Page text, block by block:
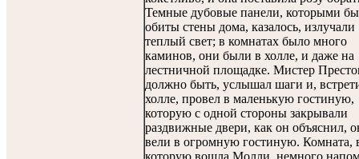
Темные дубовые панели, которыми
обиты стены дома, казалось, излучали
теплый свет; в комнатах было много
каминов, они были в холле, и даже на
лестничной площадке. Мистер
должно быть, услышал шаги и,
холле, провел в маленькую гостиную,
которую с одной стороны закрывали
раздвижные двери, как он объяснил,
вели в огромную гостиную. Комната,
которую вошла Молли, немного